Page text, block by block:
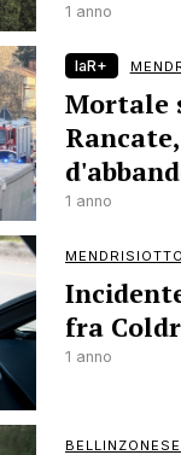
1 anno
laR+
Mortale
1 anno
MENDRISIOTTO
fra
1 anno
BELLINZONESE